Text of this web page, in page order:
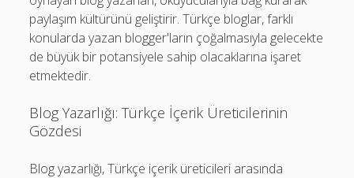
paylaşım kültürünü geliştirir. Türkçe bloglar, farklı
konularda yazan blogger'ların çoğalmasıyla gelecekte
de büyük bir potansiyele sahip olacaklarına işaret
etmektedir.
Blog Yazarlığı: Türkçe İçerik Üreticilerinin
Gözdesi
Blog yazarlığı, Türkçe içerik üreticileri arasında